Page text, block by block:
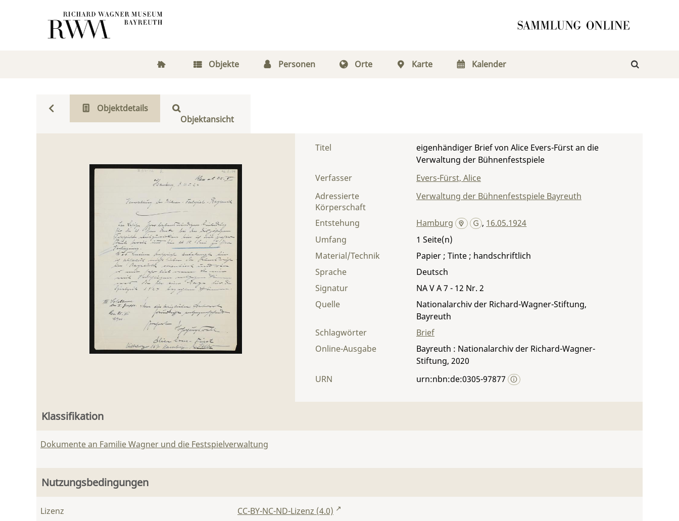
Objekte Personen Orte Karte Kalender
Objektdetails
Objektansicht
Titel
eigenhändiger Brief von Alice Evers-Fürst an die
Verwaltung der Bühnenfestspiele
Verfasser
Evers-Fürst, Alice
Adressierte
Körperschaft
Verwaltung der Bühnenfestspiele Bayreuth
Entstehung Hamburg , 16.05.1924
Umfang
1
Material/Technik
Papier ; Tinte ; handschriftlich
Sprache
Deutsch
Signatur
NA V A 7 - 12 Nr. 2
Quelle
Nationalarchiv der Richard-Wagner-Stiftung,
Bayreuth
Schlagwörter
Brief
Online-Ausgabe
Bayreuth : Nationalarchiv der Richard-Wagner-
Stiftung, 2020
URN
urn:nbn:de:0305-97877
Klassifikation
Dokumente an Familie Wagner und die Festspielverwaltung
Nutzungsbedingungen
Lizenz
CC-BY-NC-ND-Lizenz (4.0)